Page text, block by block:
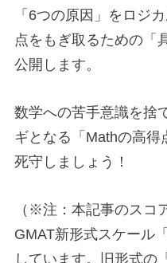
「6つの原因」をロジ
点をもぎ取るための「
公開します。
数学への苦手意識を捨
ギとなる「Mathの高得
死守しましょう！
（※注：本記事のスコ
GMAT新形式スケール
しています。旧形式の